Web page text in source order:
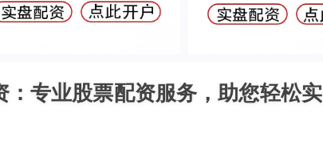
专业股票配资服务，助您轻松实